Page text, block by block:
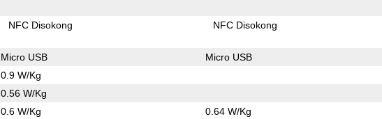
NFC Disokong NFC Disokong
Micro USB Micro USB
0.9 W/Kg
0.56 W/Kg
0.6 W/Kg 0.64 W/Kg